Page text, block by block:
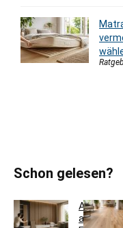
Schon gelesen?
aus